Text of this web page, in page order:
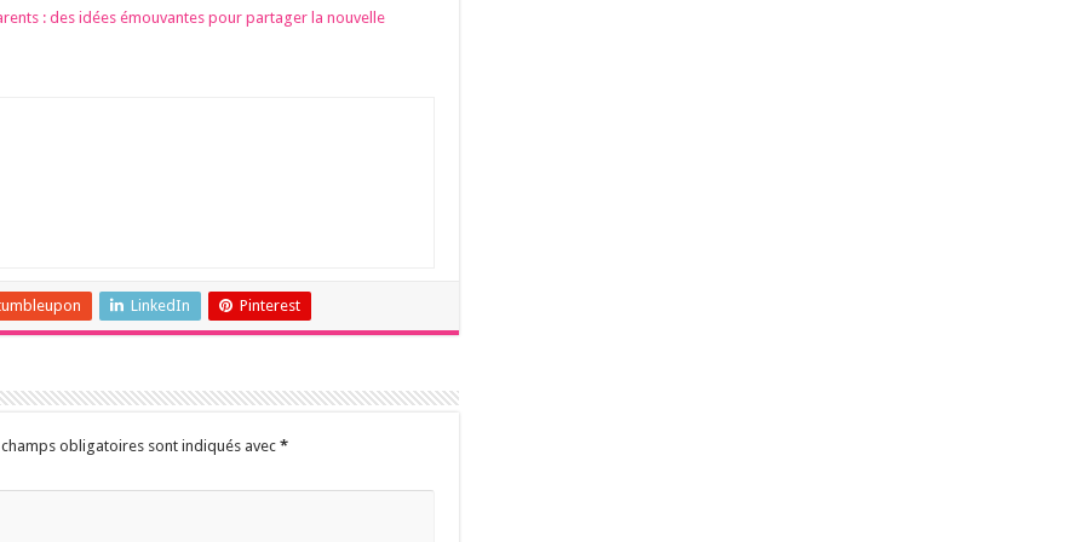
: des idées émouvantes pour partager la nouvelle
LinkedIn Pinterest
champs obligatoires sont indiqués avec *